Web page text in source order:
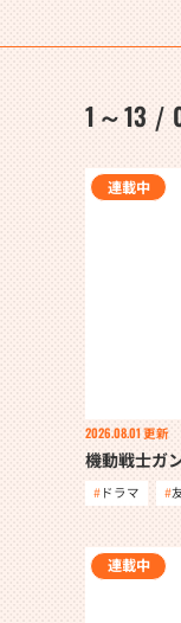
1 ～13 /
連載中
2026.08.01更新
機動戦士ガ
ドラマ
連載中